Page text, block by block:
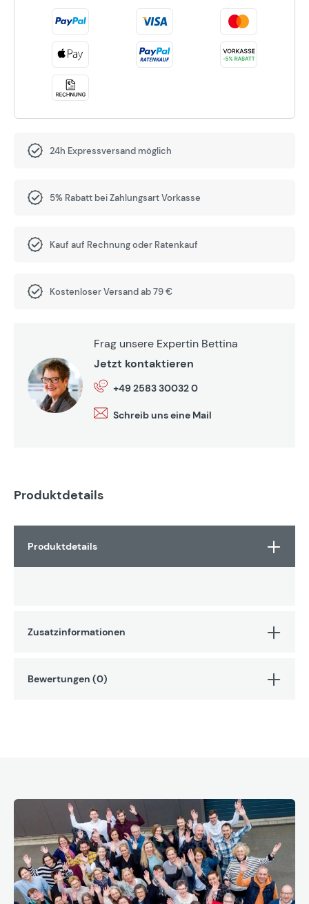
24h Expressversand möglich
5% Rabatt bei Zahlungsart Vorkasse
Kauf auf Rechnung oder Ratenkauf
Kostenloser Versand ab 79 €
Frag unsere Expertin Bettina
Jetzt kontaktieren
+49 2583 30032 0
Schreib uns eine Mail
Produktdetails
Produktdetails
Zusatzinformationen
Bewertungen (0)